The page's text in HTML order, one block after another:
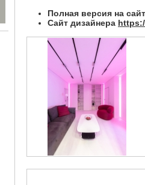
Полная версия на
Сайт дизайнера